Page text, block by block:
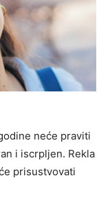
neće praviti
i iscrpljen. Rekla
prisustvovati